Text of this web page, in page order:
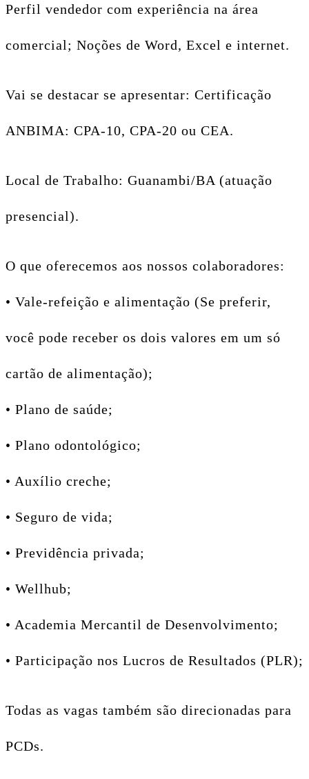
Perfil vendedor com experiência na área
comercial; Noções de Word, Excel e internet.
Vai se destacar se apresentar: Certificação
ANBIMA: CPA-10, CPA-20 ou CEA.
Local de Trabalho: Guanambi/BA (atuação
presencial).
O que oferecemos aos nossos colaboradores:
• Vale-refeição e alimentação (Se preferir,
você pode receber os dois valores em um só
cartão de alimentação);
• Plano de saúde;
• Plano odontológico;
• Auxílio creche;
• Seguro de vida;
• Previdência privada;
• Wellhub;
• Academia Mercantil de Desenvolvimento;
• Participação nos Lucros de Resultados (PLR);
Todas as vagas também são direcionadas para
PCDs.